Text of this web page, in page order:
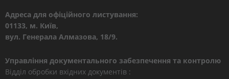
Адреса для офіційного листування:
01133, м. Київ,
вул. Генерала Алмазова, 18/9.
Управління документального забезпечення та контролю
Відділ обробки вхідних документів :